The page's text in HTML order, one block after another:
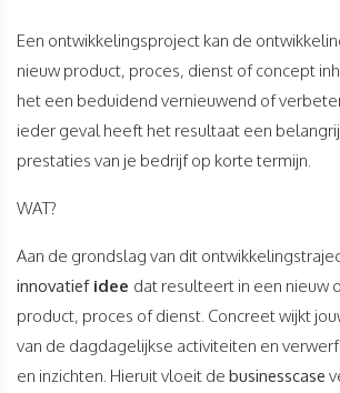
Een ontwikkelingsproject kan de
nieuw product, proces, dienst of concept
het een beduidend vernieuwend of
ieder geval heeft het resultaat een
prestaties van je bedrijf op korte termijn.
WAT?
Aan de grondslag van dit
innovatief idee dat resulteert in een nieuw
product, proces of dienst. Concreet wijkt
van de dagdagelijkse activiteiten en
en inzichten. Hieruit vloeit de businesscase